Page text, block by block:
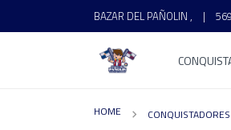
BAZAR DEL PAÑOLIN , |
HOME CONQUISTADORES